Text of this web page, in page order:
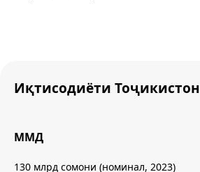
Иқтисодиёти Тоҷикистон
ММД
130 млрд сомони (номинал, 2023)